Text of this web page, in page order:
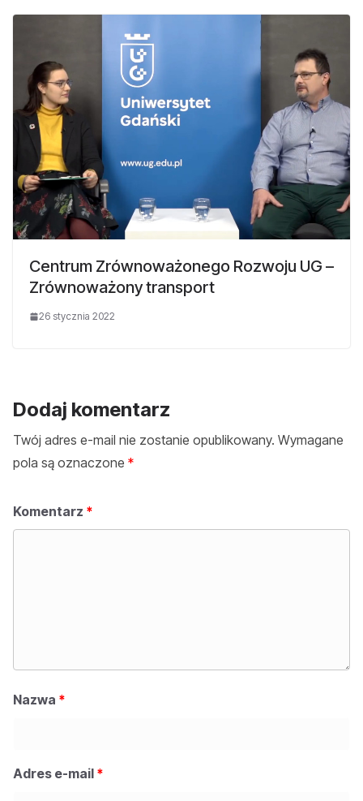
Centrum Zrównoważonego Rozwoju UG –
Zrównoważony transport
26 stycznia 2022
Dodaj komentarz
Twój adres e-mail nie zostanie opublikowany. Wymagane
pola są oznaczone *
Komentarz *
Nazwa *
Adres e-mail *